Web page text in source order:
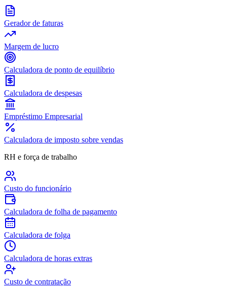
Gerador de faturas
Margem de lucro
Calculadora de ponto de equilíbrio
Calculadora de despesas
Empréstimo Empresarial
Calculadora de imposto sobre vendas
RH e força de trabalho
Custo do funcionário
Calculadora de folha de pagamento
Calculadora de folga
Calculadora de horas extras
Custo de contratação